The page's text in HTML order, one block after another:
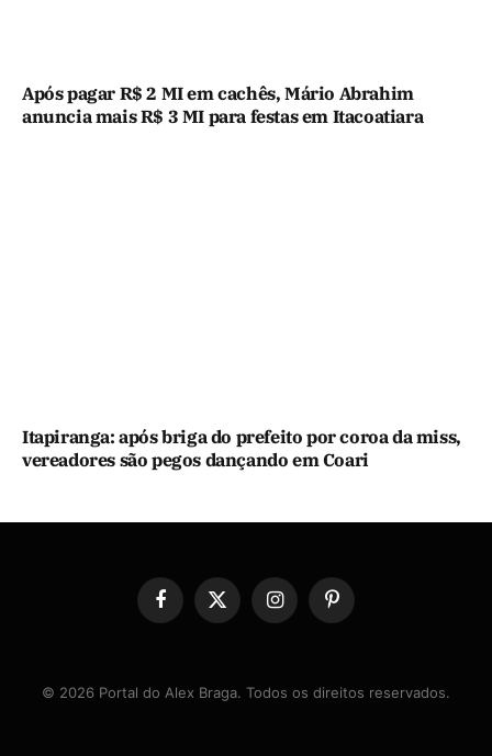
Após pagar R$ 2 MI em cachês, Mário Abrahim
anuncia mais R$ 3 MI para festas em Itacoatiara
Itapiranga: após briga do prefeito por coroa da miss,
vereadores são pegos dançando em Coari
Facebook
X
InstagramPinterest
© 2026 Portal do Alex Braga. Todos os direitos reservados.